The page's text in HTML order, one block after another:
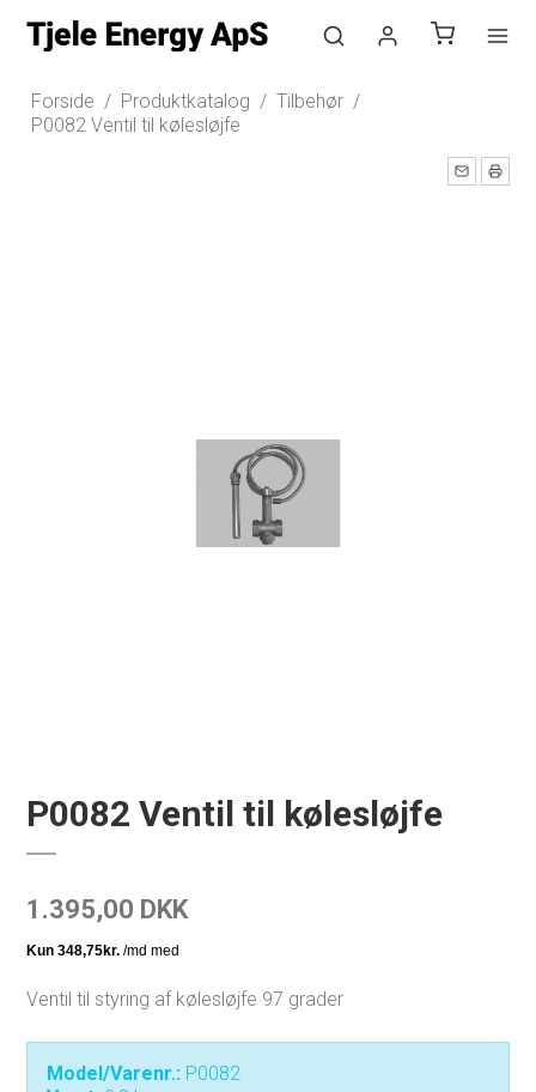
Opret bruger
Forside / Produktkatalog / Tilbehør /
P0082 Ventil til kølesløjfe
P0082 Ventil til kølesløjfe
1.395,00 DKK
Ventil til styring af kølesløjfe 97 grader
Model/Varenr.: P0082